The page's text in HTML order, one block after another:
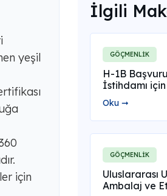
yeşil
için
İlgili
GÖÇMENLİK
H-1B
İstihdamı
Oku ➞
GÖÇMENLİK
Uluslararası
Ambalaj ve